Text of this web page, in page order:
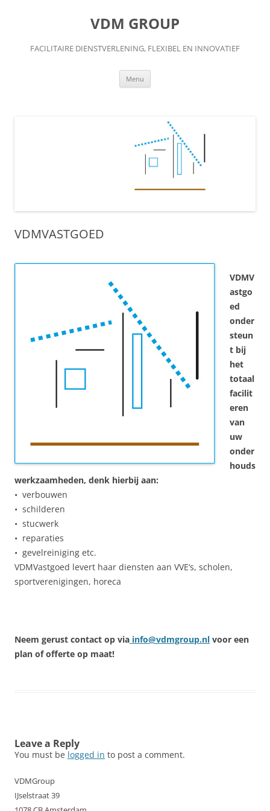
VDM GROUP
FACILITAIRE DIENSTVERLENING, FLEXIBEL EN INNOVATIEF
Menu
VDMVASTGOED
VDMV
astgo
ed
onder
steun
t bij
het
totaal
facilit
eren
van
uw
onder
houds
werkzaamheden, denk hierbij aan:
• verbouwen
• schilderen
• stucwerk
• reparaties
• gevelreiniging etc.
VDMVastgoed levert haar diensten aan VVE‘s, scholen,
sportverenigingen, horeca
Neem gerust contact op via info@vdmgroup.nl voor een
plan of offerte op maat!
Leave a Reply
You must be logged in to post a comment.
VDMGroup
IJselstraat 39